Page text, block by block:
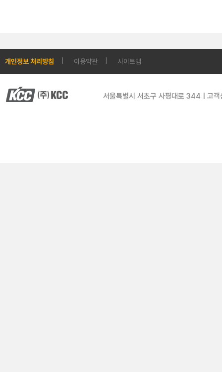
개인정보 처리방침 이용약관 사이트맵
서울특별시 서초구 사평대로 344 |